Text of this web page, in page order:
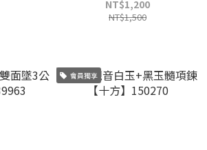
NT$1,200
NT$1,500
會員獨享